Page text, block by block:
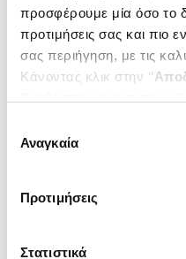
προσφέρουμε μία όσο το
προτιμήσεις σας και πιο
σας περιήγηση, με τις
Κάνοντας κλικ στην ‘’
ενδιαφέρουν και να
συγκατάθεσης
Αναγκαία
Προτιμήσεις
Στατιστικά